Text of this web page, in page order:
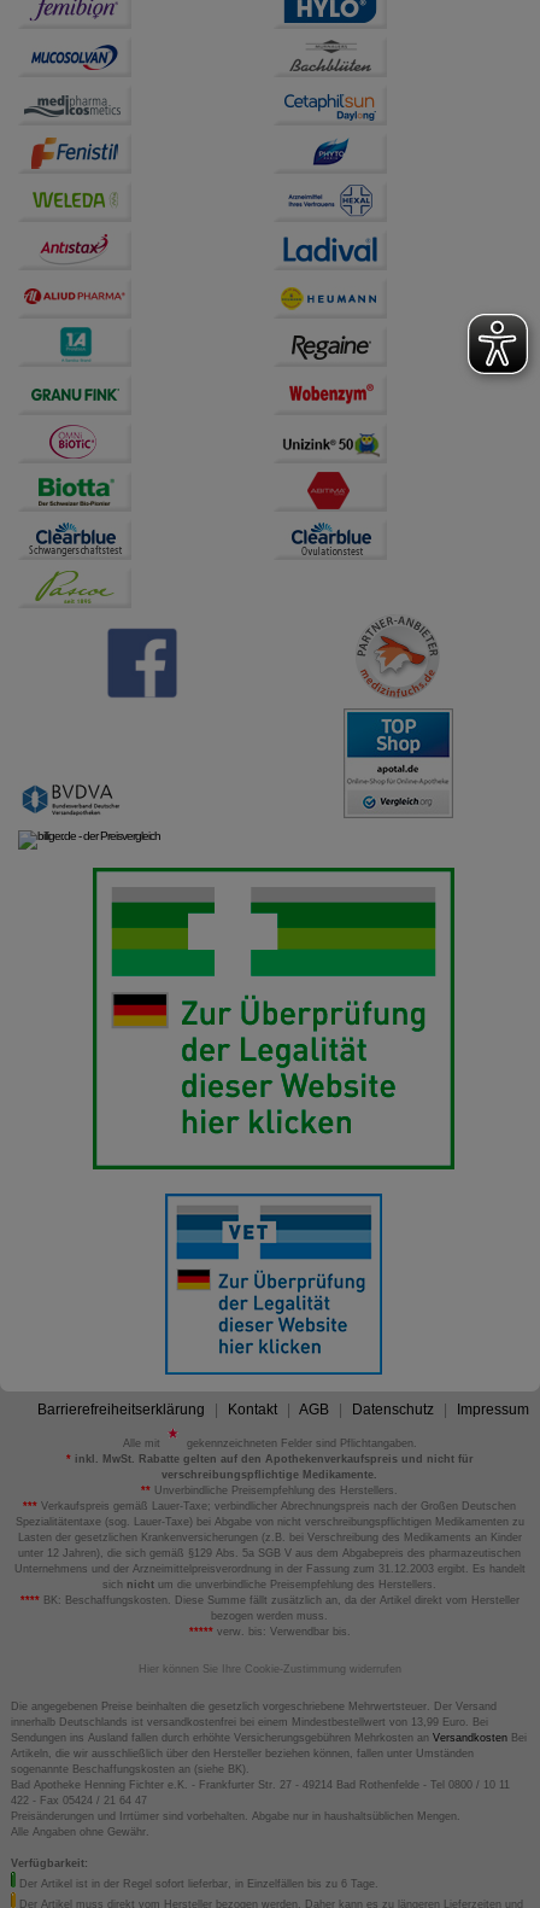
Barrierefreiheitserklärung Kontakt AGB Datenschutz Impressum
Alle mit
gekennzeichneten Felder sind Pflichtangaben.
*inkl. MwSt. Rabatte gelten auf den Apothekenverkaufspreis und nicht für
verschreibungspflichtige Medikamente.
** Unverbindliche Preisempfehlung des Herstellers.
*** Verkaufspreis gemäß Lauer-Taxe; verbindlicher Abrechnungspreis nach der Großen Deutschen
Spezialitätentaxe (sog. Lauer-Taxe) bei Abgabe von nicht verschreibungspflichtigen Medikamenten zu
Lasten der gesetzlichen Krankenversicherungen (z.B. bei Verschreibung des Medikaments an Kinder
unter 12 Jahren), die sich gemäß §129 Abs. 5a SGB V aus dem Abgabepreis des pharmazeutischen
Unternehmens und der Arzneimittelpreisverordnung in der Fassung zum 31.12.2003 ergibt. Es handelt
sich nicht um die unverbindliche Preisempfehlung des Herstellers.
****BK: Beschaffungskosten. Diese Summe fällt zusätzlich an, da der Artikel direkt vom Hersteller
bezogen werden muss.
*****verw. bis: Verwendbar bis.
Hier können Sie Ihre Cookie-Zustimmung widerrufen
Die angegebenen Preise beinhalten die gesetzlich vorgeschriebene Mehrwertsteuer. Der Versand
innerhalb Deutschlands ist versandkostenfrei bei einem Mindestbestellwert von 13,99 Euro. Bei
Sendungen ins Ausland fallen durch erhöhte Versicherungsgebühren Mehrkosten an VersandkostenBei
Artikeln, die wir ausschließlich über den Hersteller beziehen können, fallen unter Umständen
sogenannte Beschaffungskosten an (siehe BK).
Bad Apotheke Henning Fichter e.K. - Frankfurter Str. 27 - 49214 Bad Rothenfelde - Tel 0800 / 10 11
422 - Fax 05424 / 21 64 47
Preisänderungen und Irrtümer sind vorbehalten. Abgabe nur in haushaltsüblichen Mengen.
Alle Angaben ohne Gewähr.
Verfügbarkeit:
Der Artikel ist in der Regel sofort lieferbar, in Einzelfällen bis zu 6 Tage.
Der Artikel muss direkt vom Hersteller bezogen werden. Daher kann es zu längeren Lieferzeiten und